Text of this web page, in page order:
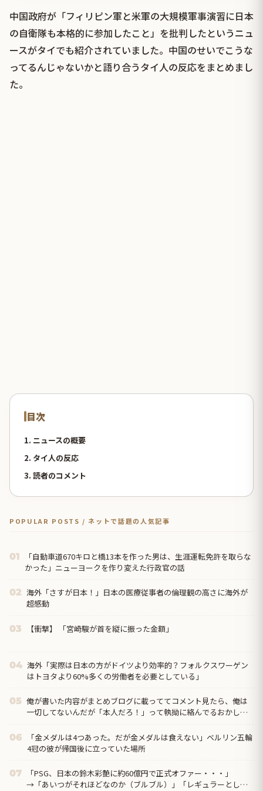
中国政府が「フィリピン軍と米軍の大規模軍事演習に日本
の自衛隊も本格的に参加したこと」を批判したというニュ
ースがタイでも紹介されていました。中国のせいでこうな
ってるんじゃないかと語り合うタイ人の反応をまとめまし
た。
目次
1. ニュースの概要
2. タイ人の反応
3. 読者のコメント
POPULAR POSTS / ネットで話題の人気記事
01
「自動車道670キロと橋13本を作った男は、生涯運転免許を取らな
かった」ニューヨークを作り変えた行政官の話
02 海外「さすが日本！」日本の医療従事者の倫理観の高さに海外が
超感動
03 【衝撃】 「宮崎駿が首を縦に振った金額」
04 海外「実際は日本の方がドイツより効率的？フォルクスワーゲン
はトヨタより60%多くの労働者を必要としている」
05 俺が書いた内容がまとめブログに載っててコメント見たら、俺は
一切してないんだが「本人だろ！」って執拗に絡んでるおかしな
06
「金メダルは4つあった。だが金メダルは食えない」ベルリン五輪
4冠の彼が帰国後に立っていた場所
07
「PSG、日本の鈴木彩艶に約60億円で正式オファー・・・」
→「あいつがそれほどなのか（ブルブル）」「レギュラーとして